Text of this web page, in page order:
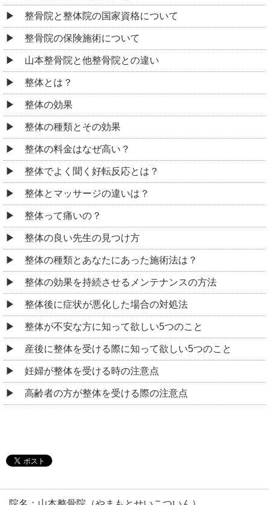
整骨院と整体院の国家資格について
整骨院の保険施術について
山本整骨院と他整骨院との違い
整体とは？
整体の効果
整体の種類とその効果
整体の料金はなぜ高い？
整体でよく聞く好転反応とは？
整体とマッサージの違いは？
整体って痛いの？
整体の良い先生の見つけ方
整体の種類とあなたにあった施術法は？
整体の効果を持続させるメンテナンスの方法
整体後に症状が悪化した場合の対処法
整体が不安な方に知って欲しい5つのこと
産後に整体を受ける際に知って欲しい5つのこと
妊婦が整体を受ける時の注意点
高齢者の方が整体を受ける際の注意点